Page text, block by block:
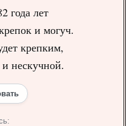
года лет
и могуч.
крепким,
нескучной.